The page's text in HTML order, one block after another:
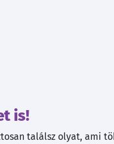
is!
találsz olyat, ami